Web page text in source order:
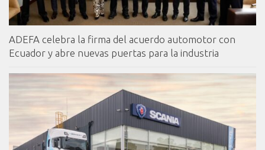
ADEFA celebra la firma del acuerdo automotor con
Ecuador y abre nuevas puertas para la industria